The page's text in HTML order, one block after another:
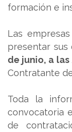
formación e
Las
presentar sus
de junio, a las
Contratante
Toda la
convocatoria
de